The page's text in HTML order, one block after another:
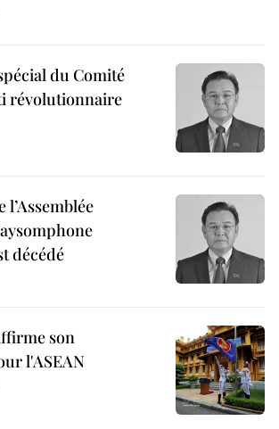
du Comité
révolutionnaire
décédé
son
l'ASEAN